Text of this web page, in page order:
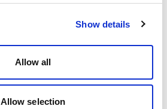
Show details
Allow all
Allow selection